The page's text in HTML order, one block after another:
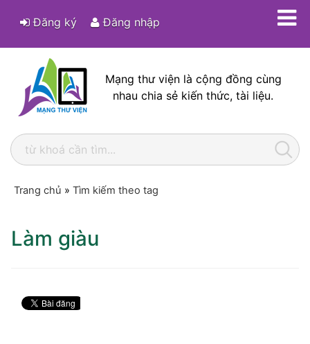
Đăng ký Đăng nhập
Mạng thư viện là cộng đồng cùng
nhau chia sẻ kiến thức, tài liệu.
Trang chủ » Tìm kiếm theo tag
Làm giàu